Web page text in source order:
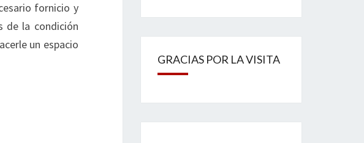
fornicio y
de la condición
un espacio
GRACIAS POR LA VISITA